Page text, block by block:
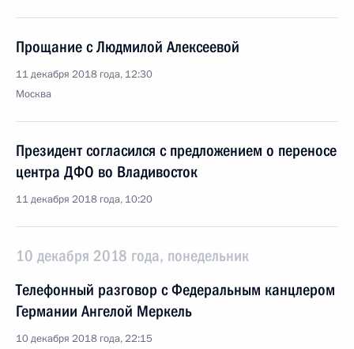
Прощание с Людмилой Алексеевой
11 декабря 2018 года, 12:30
Москва
Президент согласился с предложением о переносе
центра ДФО во Владивосток
11 декабря 2018 года, 10:20
10 декабря 2018 года, понедельник
Телефонный разговор с Федеральным канцлером
Германии Ангелой Меркель
10 декабря 2018 года, 22:15